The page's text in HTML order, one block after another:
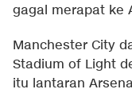
gagal merapat ke
Manchester City
Stadium of Light
itu lantaran